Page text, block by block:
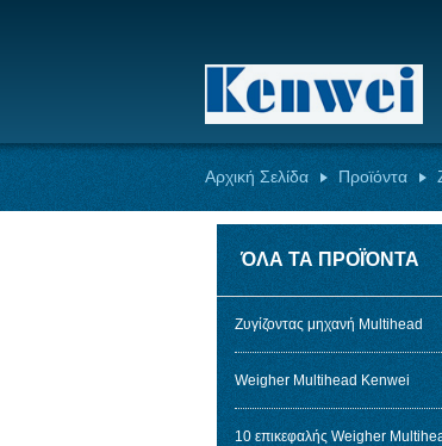
Αρχική Σελίδα Προϊόντα
ΌΛΑ ΤΑ ΠΡΟΪΌΝΤΑ
Ζυγίζοντας μηχανή Multihead
Weigher Multihead Kenwei
10 επικεφαλής Weigher